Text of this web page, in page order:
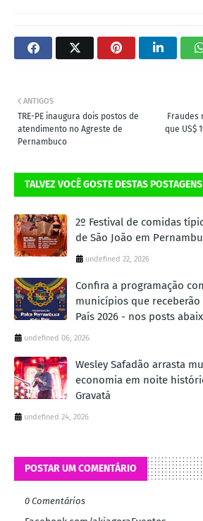
Fraudes
que US$
ANTIGOS
TRE-PE inaugura dois postos de
atendimento no Agreste de
Pernambuco
TALVEZ VOCÊ GOSTE DESTAS POSTAGENS
2º Festival de comidas
de São João em
undefined 22, 2026
Confira a programação
municípios que
País 2026 - nos posts
undefined 06, 2026
Wesley Safadão arrasta
economia em noite
Gravatá
undefined 24, 2026
POSTAR UM COMENTÁRIO
0 Comentários